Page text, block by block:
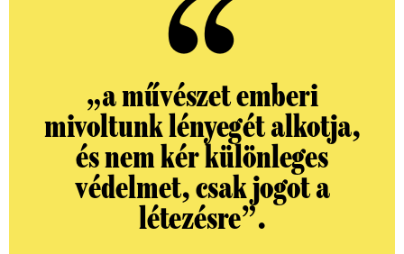
„a művészet emberi
mivoltunk lényegét alkotja,
és nem kér különleges
védelmet, csak jogot a
létezésre”.